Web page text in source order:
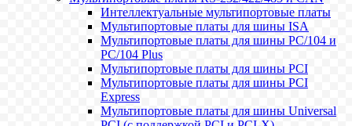
Интеллектуальные мультипортовые платы
Мультипортовые платы для шины ISA
Мультипортовые платы для шины PC/104 и
PC/104 Plus
Мультипортовые платы для шины PCI
Мультипортовые платы для шины PCI
Express
Мультипортовые платы для шины Universal